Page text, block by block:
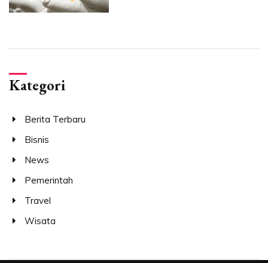
Kategori
Berita Terbaru
Bisnis
News
Pemerintah
Travel
Wisata